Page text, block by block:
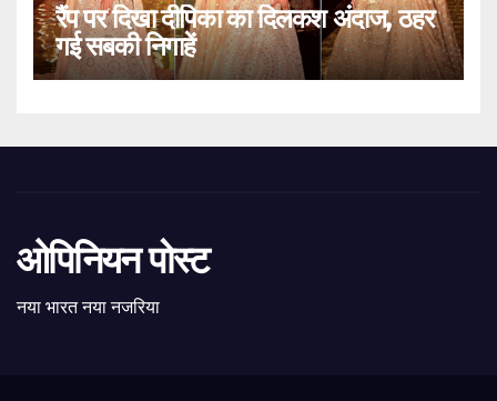
रैंप पर दिखा दीपिका का दिलकश अंदाज, ठहर
गई सबकी निगाहें
ओपिनियन पोस्ट
नया भारत नया नजरिया